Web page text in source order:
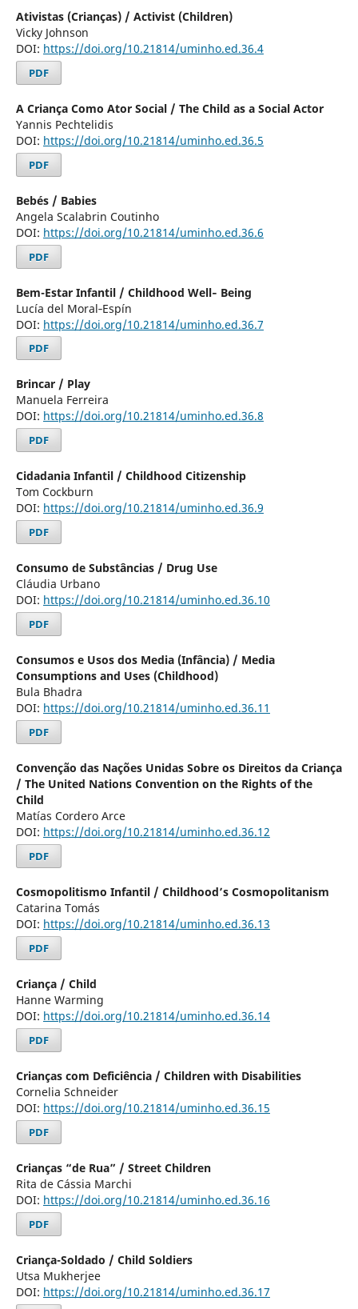
Ativistas (Crianças) / Activist (Children)
Vicky Johnson
DOI: https://doi.org/10.21814/uminho.ed.36.4
PDF
A Criança Como Ator Social / The Child as a Social Actor
Yannis Pechtelidis
DOI: https://doi.org/10.21814/uminho.ed.36.5
PDF
Bebés / Babies
Angela Scalabrin Coutinho
DOI: https://doi.org/10.21814/uminho.ed.36.6
PDF
Bem-Estar Infantil / Childhood Well‑ Being
Lucía del Moral‑Espín
DOI: https://doi.org/10.21814/uminho.ed.36.7
PDF
Brincar / Play
Manuela Ferreira
DOI: https://doi.org/10.21814/uminho.ed.36.8
PDF
Cidadania Infantil / Childhood Citizenship
Tom Cockburn
DOI: https://doi.org/10.21814/uminho.ed.36.9
PDF
Consumo de Substâncias / Drug Use
Cláudia Urbano
DOI: https://doi.org/10.21814/uminho.ed.36.10
PDF
Consumos e Usos dos Media (Infância) / Media
Consumptions and Uses (Childhood)
Bula Bhadra
DOI: https://doi.org/10.21814/uminho.ed.36.11
PDF
Convenção das Nações Unidas Sobre os Direitos da Criança
/ The United Nations Convention on the Rights of the
Child
Matías Cordero Arce
DOI: https://doi.org/10.21814/uminho.ed.36.12
PDF
Cosmopolitismo Infantil / Childhood’s Cosmopolitanism
Catarina Tomás
DOI: https://doi.org/10.21814/uminho.ed.36.13
PDF
Criança / Child
Hanne Warming
DOI: https://doi.org/10.21814/uminho.ed.36.14
PDF
Crianças com Deficiência / Children with Disabilities
Cornelia Schneider
DOI: https://doi.org/10.21814/uminho.ed.36.15
PDF
Crianças “de Rua” / Street Children
Rita de Cássia Marchi
DOI: https://doi.org/10.21814/uminho.ed.36.16
PDF
Criança-Soldado / Child Soldiers
Utsa Mukherjee
DOI: https://doi.org/10.21814/uminho.ed.36.17